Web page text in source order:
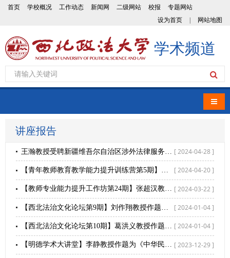
首页 学校概况 工作动态 新闻网 二级网站 校报
专题网站
设为首页
网站地图
学术频道
导航
讲座报告
[ 2024-04-28 ]
[ 2024-04-20 ]
【教师专业能力提升工作坊第24期】张超汉教授：有组织有计划科研与青年教师职业规划 [ 2024-03-22 ]
[ 2024-01-04 ]
[ 2024-01-04 ]
【明德学术大讲堂】李静教授作题为《中华民族共同体心理的理论与实证研究》讲座 [ 2023-12-29 ]